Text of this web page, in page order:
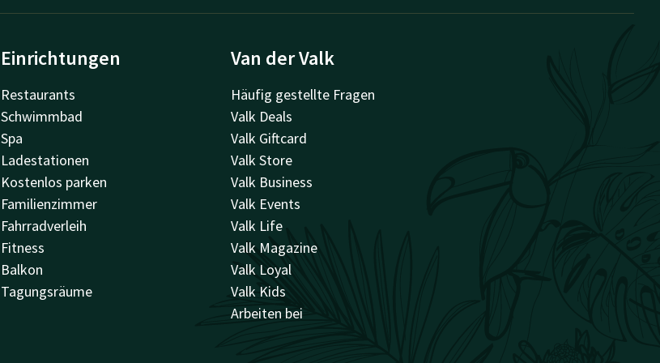
Einrichtungen
Restaurants
Schwimmbad
Spa
Ladestationen
Kostenlos parken
Familienzimmer
Fahrradverleih
Fitness
Balkon
Tagungsräume
Van der Valk
Häufig gestellte Fragen
Valk Deals
Valk Giftcard
Valk Store
Valk Business
Valk Events
Valk Life
Valk Magazine
Valk Loyal
Valk Kids
Arbeiten bei